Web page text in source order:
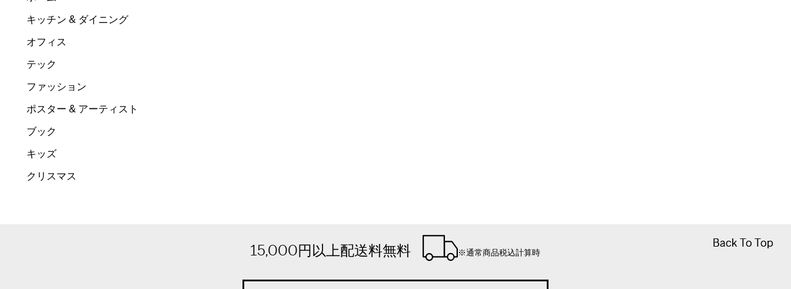
キッチン & ダイニング
オフィス
テック
ファッション
ポスター & アーティスト
ブック
キッズ
クリスマス
Back To Top
Back To Top
15,000円以上配送料無料 ※通常商品税込計算時